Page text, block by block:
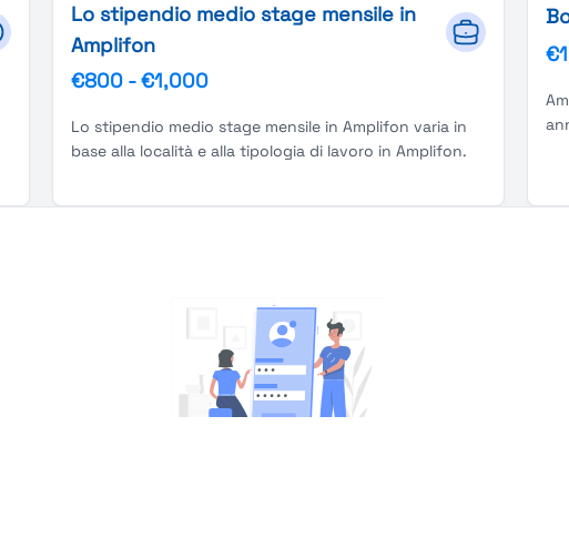
Lo stipendio medio stage mensile in
Amplifon
€800 -€1,000
Lo stipendio medio stage mensile in Amplifon varia in
base alla località e alla tipologia di lavoro in Amplifon.